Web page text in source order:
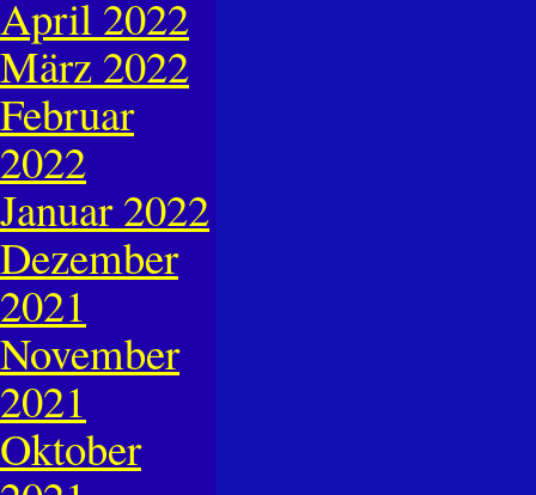
April 2022
März 2022
Februar
2022
Januar 2022
Dezember
2021
November
2021
Oktober